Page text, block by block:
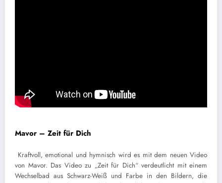
Mavor – Zeit für Dich
Kraftvoll, emotional und hymnisch wird es mit dem neuen Video
von Mavor. Das Video zu „Zeit für Dich“ verdeutlicht mit einem
Wechselbad aus Schwarz-Weiß und Farbe in den Bildern, die